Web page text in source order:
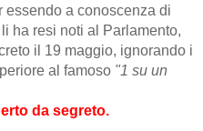
a conoscenza di
ha resi noti al Parlamento,
il 19 maggio, ignorando i
al famoso "1 su un
da segreto.